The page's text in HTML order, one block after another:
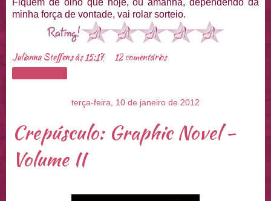
Fiquem de olho que hoje, ou amanha, dependendo da
minha força de vontade, vai rolar sorteio.
Julianna Steffensàs 15:17 12 comentários
terça-feira, 10 de janeiro de 2012
Crepúsculo: Graphic Novel -
Volume II